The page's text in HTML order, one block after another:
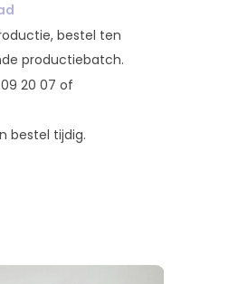
bestel ten
productiebatch.
20 07 of
bestel tijdig.